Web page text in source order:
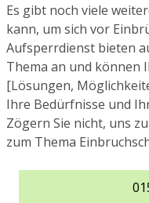
Es gibt noch viele
kann, um sich vor
Aufsperrdienst bieten
Thema an und können
[Lösungen,
Ihre Bedürfnisse und
Zögern Sie nicht, uns
zum Thema